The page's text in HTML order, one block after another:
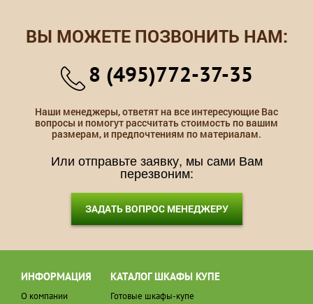
ВЫ МОЖЕТЕ ПОЗВОНИТЬ НАМ:
8 (495)772-37-35
Наши менеджеры, ответят на все интересующие Вас
вопросы и помогут рассчитать стоимость по вашим
размерам, и предпочтениям по материалам.
Или отправьте заявку, мы сами Вам
перезвоним:
ЗАДАТЬ ВОПРОС МЕНЕДЖЕРУ
ИНФОРМАЦИЯ
О компании
КАТАЛОГ ШКАФЫ КУПЕ
Готовые шкафы-купе